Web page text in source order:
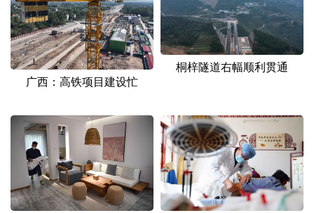
广西：高铁项目建设忙
桐梓隧道右幅顺利贯通